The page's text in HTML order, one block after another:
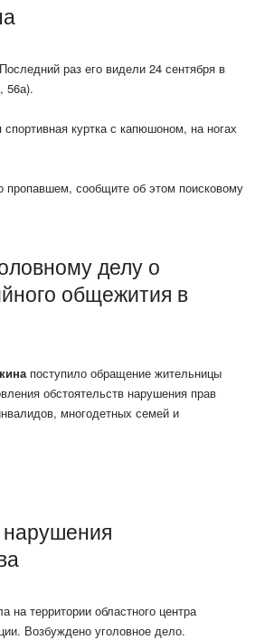
раз его видели 24 сентября в
56а).
куртка с капюшоном, на ногах
пропавшем, сообщите об этом поисковому
делу о
общежития в
поступило обращение жительницы
обстоятельств нарушения прав
многодетных семей и
на территории областного центра
Возбуждено уголовное дело.